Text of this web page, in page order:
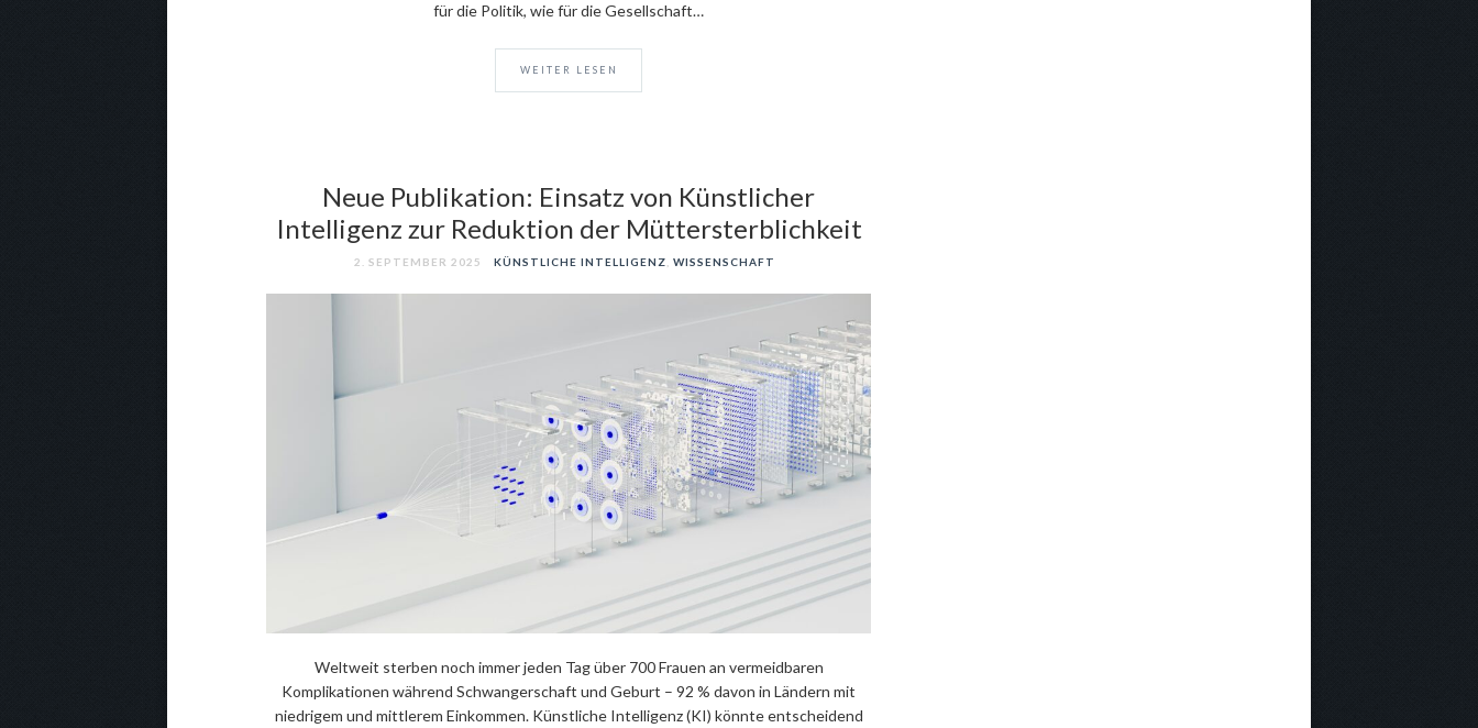
für die Politik, wie für die Gesellschaft…
WEITER LESEN
Neue Publikation: Einsatz von Künstlicher
Intelligenz zur Reduktion der Müttersterblichkeit
2. SEPTEMBER 2025 KÜNSTLICHE INTELLIGENZ WISSENSCHAFT
Weltweit sterben noch immer jeden Tag über 700 Frauen an vermeidbaren
Komplikationen während Schwangerschaft und Geburt – 92 % davon in Ländern mit
niedrigem und mittlerem Einkommen. Künstliche Intelligenz (KI) könnte entscheidend